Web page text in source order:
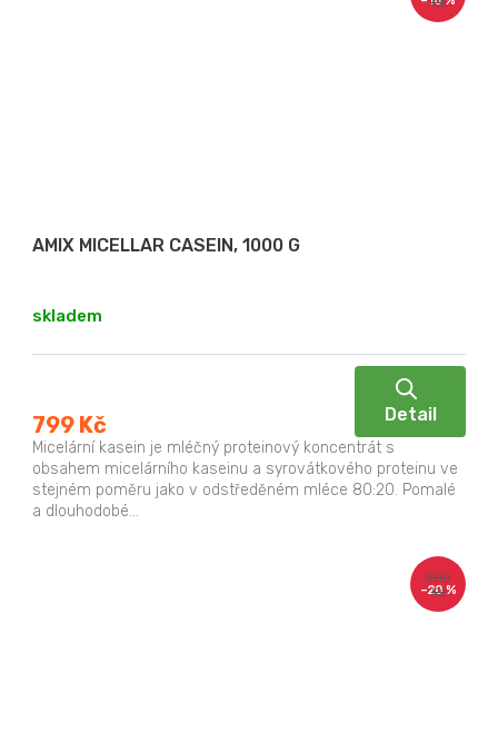
AMIX MICELLAR CASEIN, 1000 G
skladem
799 Kč Detail
Micelární kasein je mléčný proteinový koncentrát s
obsahem micelárního kaseinu a syrovátkového proteinu ve
stejném poměru jako v odstředěném mléce 80:20. Pomalé
a dlouhodobé...
900
Kč
–20 %